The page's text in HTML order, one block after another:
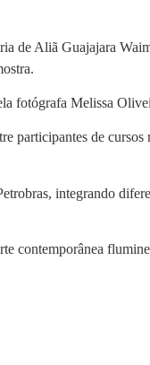
de Aliã Guajajara
fotógrafa Melissa
participantes de
integrando
contemporânea